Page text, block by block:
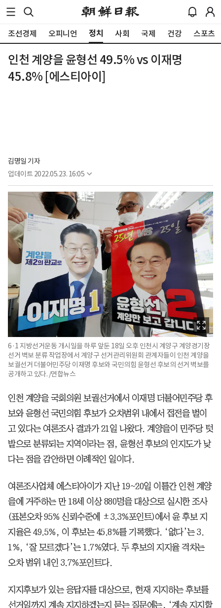
조선경제 오피니언 정치 사회 국제 건강 스포츠
인천 계양을 윤형선 49.5% vs 이재명
45.8% [에스티아이]
김명일 기자
업데이트 2022.05.23. 16:05
6·1 지방선거운동 개시일을 하루 앞둔 18일 오후 인천시 계양구 계양경기장
선거 벽보 분류 작업장에서 계양구 선거관리위원회 관계자들이 인천 계양을
보궐선거 더불어민주당 이재명 후보와 국민의힘 윤형선 후보의 선거 벽보를
공개하고 있다. /연합뉴스
인천 계양을 국회의원 보궐선거에서 이재명 더불어민주당 후
보와 윤형선 국민의힘 후보가 오차범위 내에서 접전을 벌이
고 있다는 여론조사 결과가 21일 나왔다. 계양을이 민주당 텃
밭으로 분류되는 지역이라는 점, 윤형선 후보의 인지도가 낮
다는 점을 감안하면 이례적인 일이다.
여론조사업체 에스티아이가 지난 19~20일 이틀간 인천 계양
을에 거주하는 만 18세 이상 880명을 대상으로 실시한 조사
(표본오차 95% 신뢰수준에 ±3.3%포인트)에서 윤 후보 지
지율은 49.5%, 이 후보는 45.8%를 기록했다. ‘없다’는 3.
1%, ‘잘 모르겠다’는 1.7%였다. 두 후보의 지지율 격차는
오차 범위 내인 3.7%포인트다.
지지후보가 있는 응답자를 대상으로, 현재 지지하는 후보를
선거일까지 계속 지지하겠는지 묻는 질문에는, ‘계속 지지할